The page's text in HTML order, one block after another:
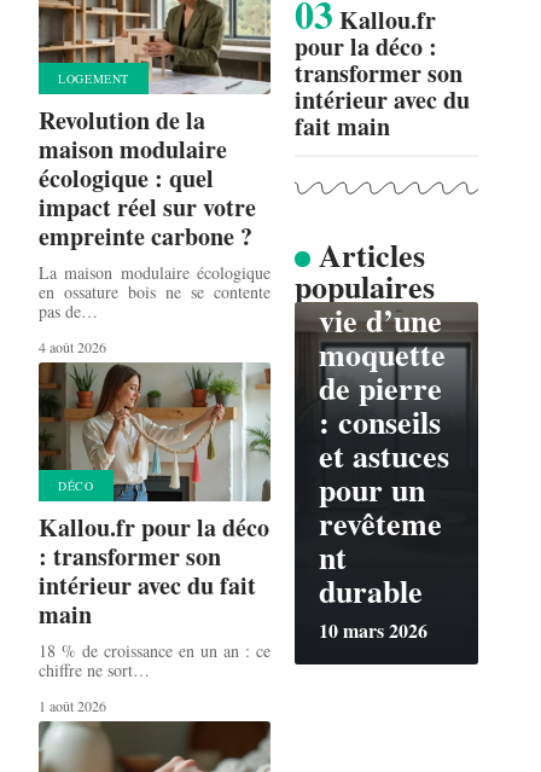
LOGEMENT
Revolution de la
maison modulaire
écologique : quel
impact réel sur votre
empreinte carbone ?
La maison modulaire écologique
en ossature bois ne se contente
pas de…
4 août 2026
DÉCO
Kallou.fr pour la déco
: transformer son
intérieur avec du fait
main
18 % de croissance en un an : ce
chiffre ne sort…
1 août 2026
Kallou.fr
pour la déco :
transformer son
intérieur avec du
fait main
Articles
populaires
Durée de
vie d’une
moquette
de pierre
: conseils
et astuces
pour un
revêteme
nt
durable
10 mars 2026